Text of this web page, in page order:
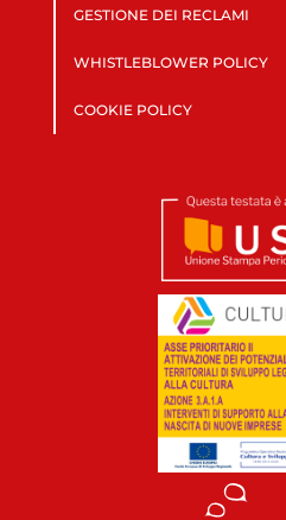
GESTIONE DEI RECLAMI
WHISTLEBLOWER POLICY
COOKIE POLICY